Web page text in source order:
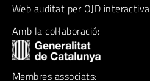
Web auditat per OJD interactiva
Amb la col·laboració:
Membres associats: